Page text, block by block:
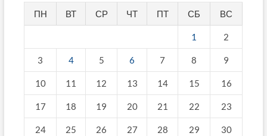
ПН ВТ СР ЧТ ПТ СБ ВС
1 2
3 4 5 6 7 8 9
10 11 12 13 14 15 16
17 18 19 20 21 22 23
24 25 26 27 28 29 30